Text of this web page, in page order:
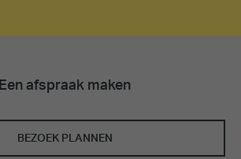
Een afspraak maken
BEZOEK PLANNEN